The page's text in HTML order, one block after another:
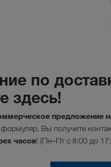
по
здесь!
предложение
Вы получите
часов! (Пн–Пт с 8:00 до